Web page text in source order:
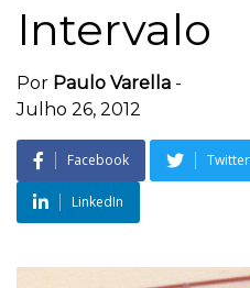
Intervalo
Por Paulo Varella -
Julho 26, 2012
Facebook Twitter
LinkedIn